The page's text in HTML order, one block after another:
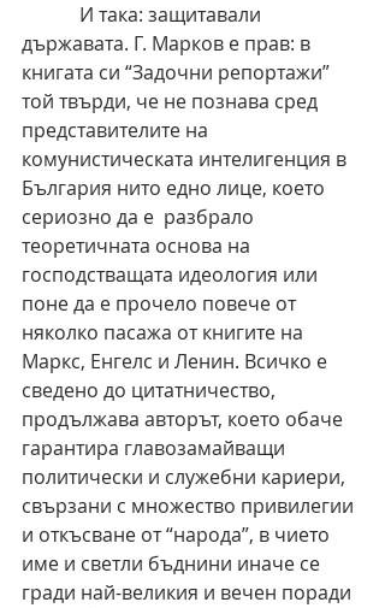
И така: защитавали
държавата. Г. Марков е прав: в
книгата си “Задочни репортажи”
той твърди, че не познава сред
представителите на
комунистическата интелигенция в
България нито едно лице, което
сериозно да е  разбрало
теоретичната основа на
господстващата идеология или
поне да е прочело повече от
няколко пасажа от книгите на
Маркс, Енгелс и Ленин. Всичко е
сведено до цитатничество,
продължава авторът, което обаче
гарантира главозамайващи
политически и служебни кариери,
свързани с множество привилегии
и откъсване от “народа”, в чието
име и светли бъднини иначе се
гради най-великия и вечен поради